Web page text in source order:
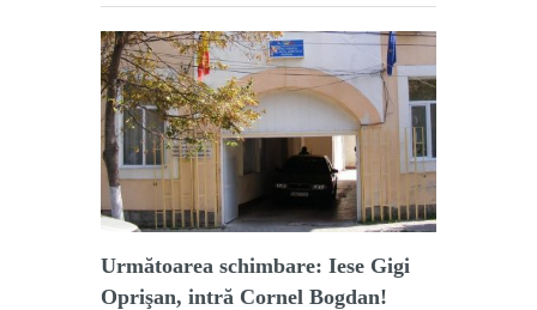
Următoarea schimbare: Iese Gigi
Oprişan, intră Cornel Bogdan!